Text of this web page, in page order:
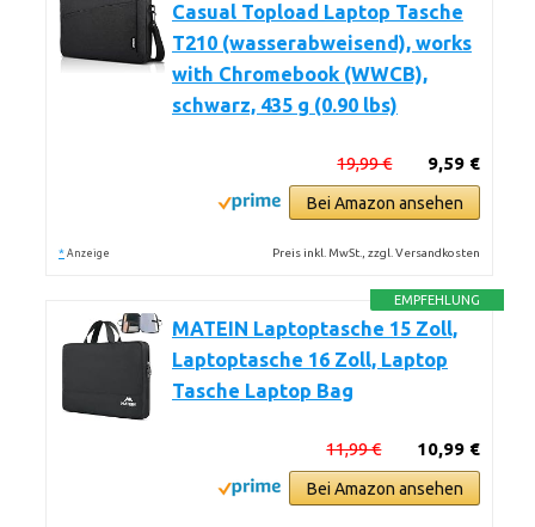
Casual Topload Laptop Tasche
T210 (wasserabweisend), works
with Chromebook (WWCB),
schwarz, 435 g (0.90 lbs)
9,59 €
19,99 €
Bei Amazon ansehen
* Anzeige Preis inkl. MwSt., zzgl. Versandkosten
EMPFEHLUNG
MATEIN Laptoptasche 15 Zoll,
Laptoptasche 16 Zoll, Laptop
Tasche Laptop Bag
10,99 €
11,99 €
Bei Amazon ansehen